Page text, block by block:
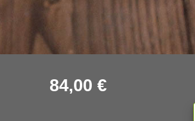
84,00 €